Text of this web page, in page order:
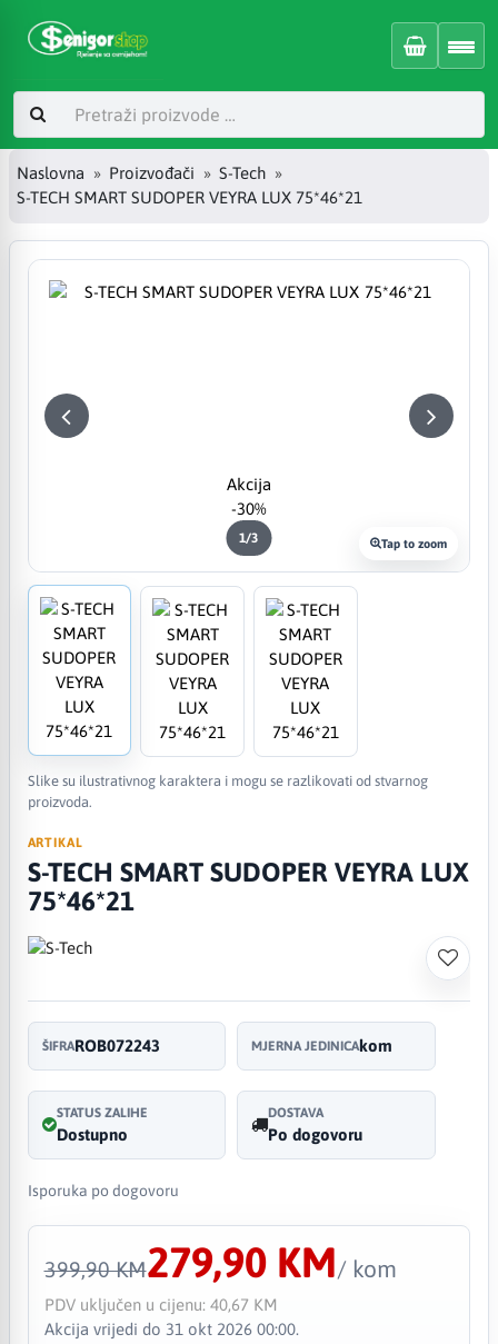
Naslovna Proizvođači
S-Tech
S-TECH SMART SUDOPER VEYRA LUX 75*46*21
Akcija
-30%
Tap to zoom
1/3
Slike su ilustrativnog karaktera i mogu se razlikovati od stvarnog
proizvoda.
ARTIKAL
S-TECH SMART SUDOPER VEYRA LUX
75*46*21
ŠIFRAROB072243 MJERNA JEDINICAkom
STATUS ZALIHE
Dostupno
DOSTAVA
Po dogovoru
Isporuka po dogovoru
399,90 KM279,90 KM/ kom
PDV uključen u cijenu: 40,67 KM
Akcija vrijedi do 31 okt 2026 00:00.